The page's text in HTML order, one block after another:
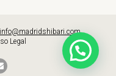
info@madridshibari.com
Legal